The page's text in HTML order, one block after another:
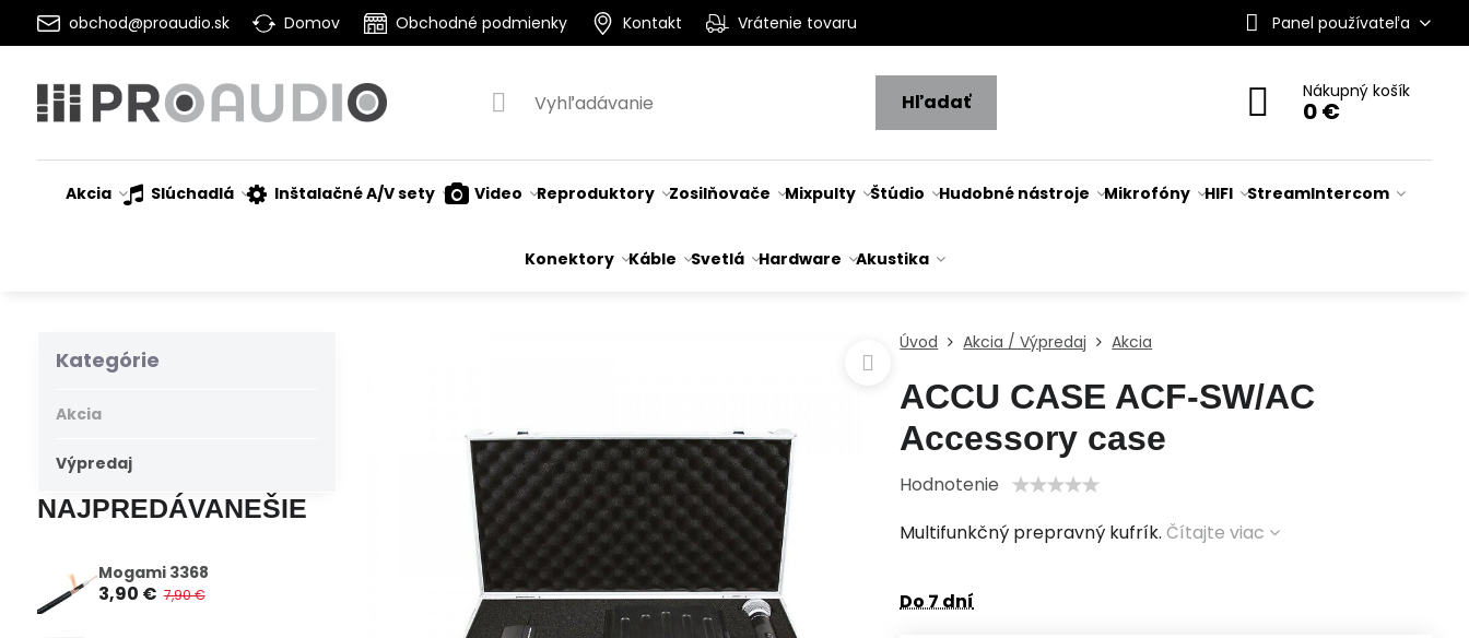
obchod@proaudio.sk Domov Obchodné podmienky Kontakt Vrátenie tovaru Panel používateľa
Hľadať Nákupný košík
0 €
Akcia Slúchadlá Inštalačné A/V sety Video Reproduktory Zosilňovače Mixpulty Štúdio Hudobné nástroje Mikrofóny HIFI StreamIntercom
Konektory Káble Svetlá Hardware Akustika
Úvod Akcia / Výpredaj Akcia
ACCU CASE ACF-SW/AC
Accessory case
Hodnotenie
Multifunkčný prepravný kufrík.Čítajte viac
Do 7 dní
Kategórie
Akcia
Výpredaj
NAJPREDÁVANEŠIE
Mogami 3368
3,90 € 7,90 €